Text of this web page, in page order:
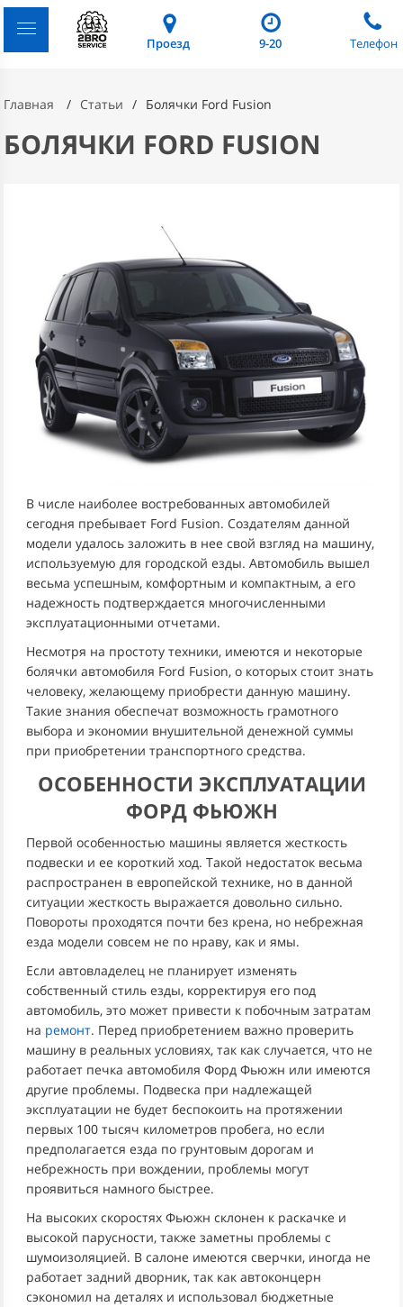
Проезд 9-20 Телефон
Главная Статьи Болячки Ford Fusion
БОЛЯЧКИ FORD FUSION
В числе наиболее востребованных автомобилей
сегодня пребывает Ford Fusion. Создателям данной
модели удалось заложить в нее свой взгляд на машину,
используемую для городской езды. Автомобиль вышел
весьма успешным, комфортным и компактным, а его
надежность подтверждается многочисленными
эксплуатационными отчетами.
Несмотря на простоту техники, имеются и некоторые
болячки автомобиля Ford Fusion, о которых стоит знать
человеку, желающему приобрести данную машину.
Такие знания обеспечат возможность грамотного
выбора и экономии внушительной денежной суммы
при приобретении транспортного средства.
ОСОБЕННОСТИ ЭКСПЛУАТАЦИИ
ФОРД ФЬЮЖН
Первой особенностью машины является жесткость
подвески и ее короткий ход. Такой недостаток весьма
распространен в европейской технике, но в данной
ситуации жесткость выражается довольно сильно.
Повороты проходятся почти без крена, но небрежная
езда модели совсем не по нраву, как и ямы.
Если автовладелец не планирует изменять
собственный стиль езды, корректируя его под
автомобиль, это может привести к побочным затратам
на ремонт. Перед приобретением важно проверить
машину в реальных условиях, так как случается, что не
работает печка автомобиля Форд Фьюжн или имеются
другие проблемы. Подвеска при надлежащей
эксплуатации не будет беспокоить на протяжении
первых 100 тысяч километров пробега, но если
предполагается езда по грунтовым дорогам и
небрежность при вождении, проблемы могут
проявиться намного быстрее.
На высоких скоростях Фьюжн склонен к раскачке и
высокой парусности, также заметны проблемы с
шумоизоляцией. В салоне имеются сверчки, иногда не
работает задний дворник, так как автоконцерн
сэкономил на деталях и использовал бюджетные